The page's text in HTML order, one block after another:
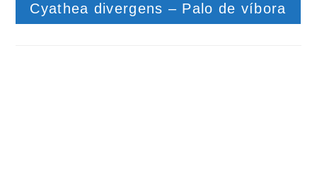
Cyathea divergens – Palo de víbora